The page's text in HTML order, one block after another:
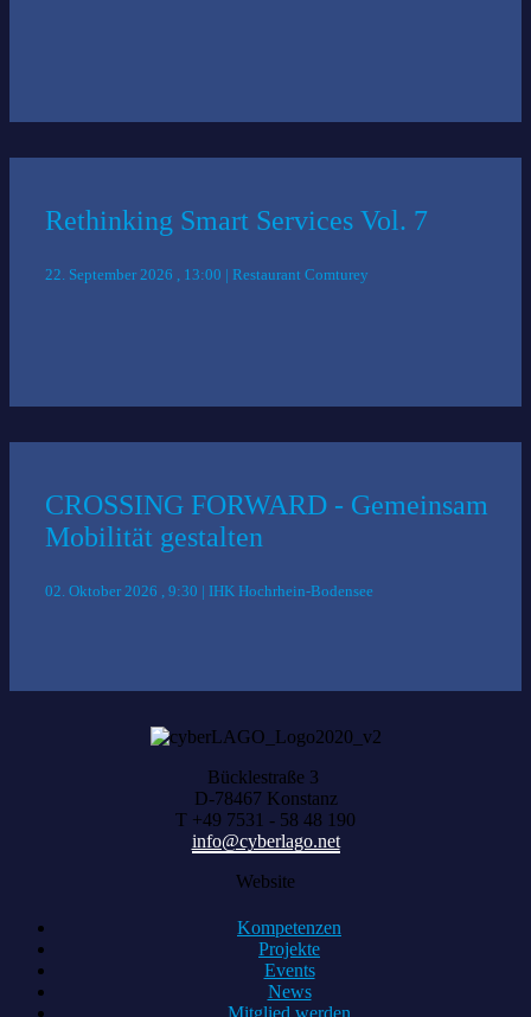
Rethinking Smart Services Vol. 7
22. September 2026 , 13:00 | Restaurant Comturey
CROSSING FORWARD - Gemeinsam
Mobilität gestalten
02. Oktober 2026 , 9:30 | IHK Hochrhein-Bodensee
Bücklestraße 3
D-78467 Konstanz
T +49 7531 - 58 48 190
info@cyberlago.net
Website
Kompetenzen
Projekte
Events
News
Mitglied werden